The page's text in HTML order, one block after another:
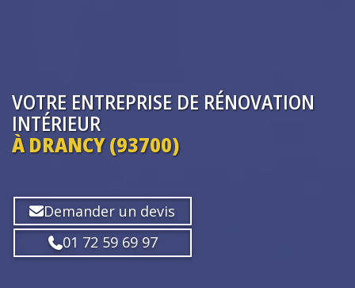
VOTRE ENTREPRISE DE RÉNOVATION
INTÉRIEUR
À DRANCY (93700)
Demander un devis
01 72 59 69 97